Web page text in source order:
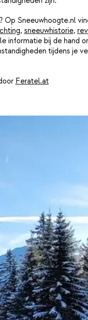
Op Sneeuwhoogte.nl
, sneeuwhistorie,
informatie bij de hand
tijdens je
Feratel.at